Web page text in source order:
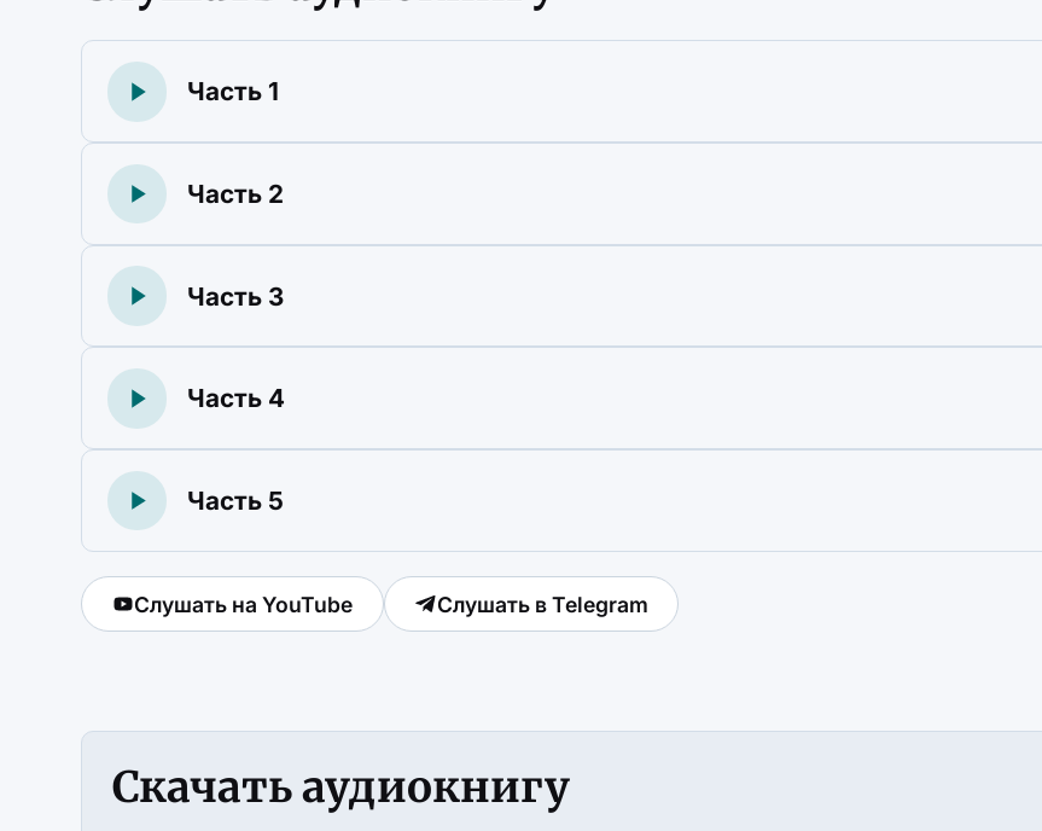
Часть 1
Часть 2
Часть 3
Часть 4
Часть 5
Слушать на YouTube Слушать в Telegram
Скачать аудиокнигу